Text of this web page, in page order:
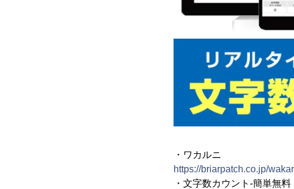
・ワカルニ
https://briarpatch.co.jp/
・文字数カウント-簡単無